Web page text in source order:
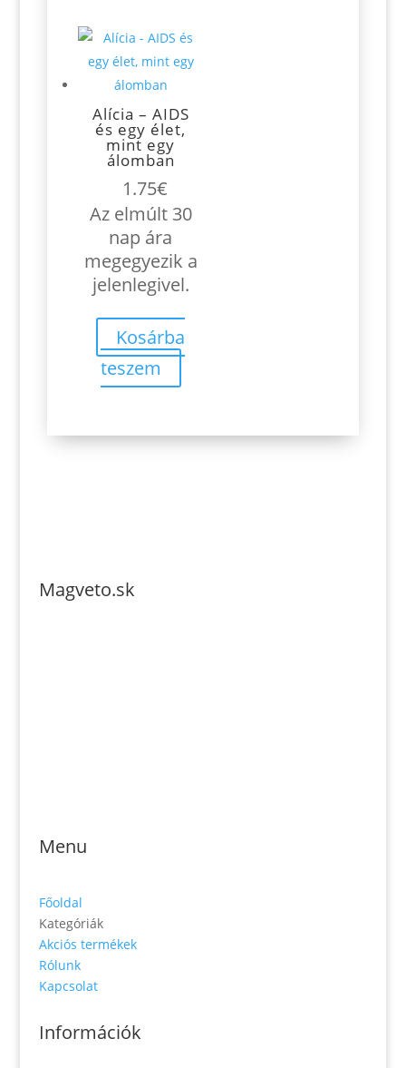
Alícia – AIDS
és egy élet,
mint egy
álomban
1.75€
Az elmúlt 30
nap ára
megegyezik a
jelenlegivel.
Kosárba
teszem
Magveto.sk
Menu
Főoldal
Kategóriák
Akciós termékek
Rólunk
Kapcsolat
Információk